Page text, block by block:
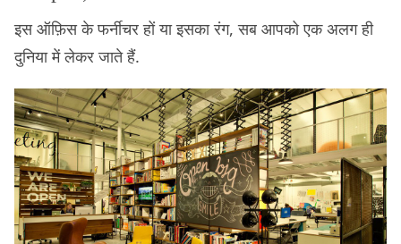
इस ऑफ़िस के फर्नीचर हों या इसका रंग, सब आपको एक अलग ही
दुनिया में लेकर जाते हैं.